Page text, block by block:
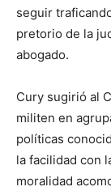
seguir
pretorio de la
abogado.
Cury sugirió al
militen en
políticas
la facilidad con
moralidad